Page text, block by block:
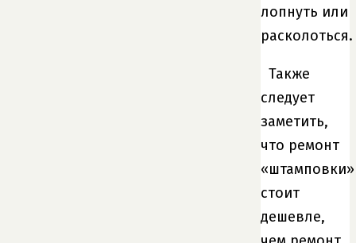
лопнуть или
расколоться.
Также
следует
заметить,
что ремонт
«штамповки»
стоит
дешевле,